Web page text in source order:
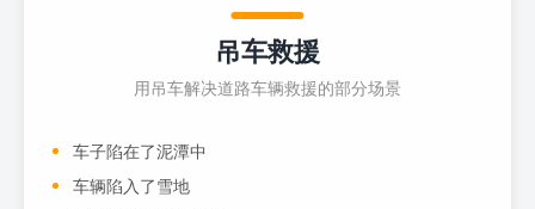
吊车救援
用吊车解决道路车辆救援的部分场景
车子陷在了泥潭中
车辆陷入了雪地